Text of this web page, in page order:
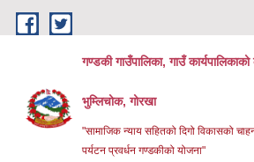
Skip to main content
गण्डकी गाउँपालिका, गाउँ कार्यपालिकाको
भुम्लिचोक, गोरखा
"सामाजिक न्याय सहितको दिगो विकासको
पर्यटन प्रवर्धन गण्डकीको योजना"